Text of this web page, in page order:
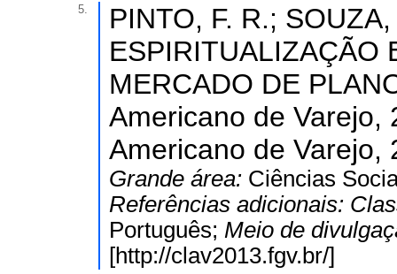
5.
PINTO, F. R.;
ESPIRITUALIZAÇÃO
MERCADO DE
Americano de Varejo,
Americano de Varejo,
Grande área: Ciências
Referências adicionais:
Português; Meio de
[http://clav2013.fgv.br/]